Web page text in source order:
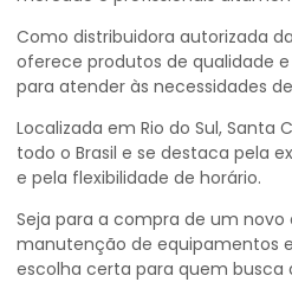
Como distribuidora autorizada da
oferece produtos de qualidade
para atender às necessidades
Localizada em Rio do Sul, Santa
todo o Brasil e se destaca pela
e pela flexibilidade de horário.
Seja para a compra de um
manutenção de equipamentos
escolha certa para quem busca